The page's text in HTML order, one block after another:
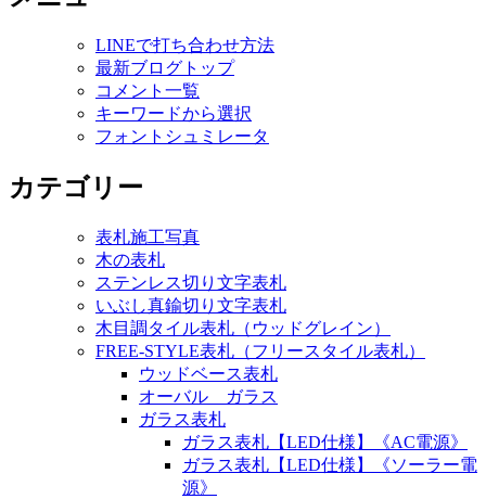
LINEで打ち合わせ方法
最新ブログトップ
コメント一覧
キーワードから選択
フォントシュミレータ
カテゴリー
表札施工写真
木の表札
ステンレス切り文字表札
いぶし真鍮切り文字表札
木目調タイル表札（ウッドグレイン）
FREE-STYLE表札（フリースタイル表札）
ウッドベース表札
オーバル ガラス
ガラス表札
ガラス表札【LED仕様】《AC電源》
ガラス表札【LED仕様】《ソーラー電
源》